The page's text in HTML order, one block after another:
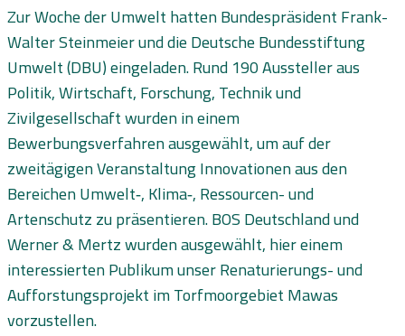
Zur Woche der Umwelt hatten Bundespräsident Frank-
Walter Steinmeier und die Deutsche Bundesstiftung
Umwelt (DBU) eingeladen. Rund 190 Aussteller aus
Politik, Wirtschaft, Forschung, Technik und
Zivilgesellschaft wurden in einem
Bewerbungsverfahren ausgewählt, um auf der
zweitägigen Veranstaltung Innovationen aus den
Bereichen Umwelt‑, Klima‑, Ressourcen- und
Artenschutz zu präsentieren. BOS Deutschland und
Werner & Mertz wurden ausgewählt, hier einem
interessierten Publikum unser Renaturierungs- und
Aufforstungsprojekt im Torfmoorgebiet Mawas
vorzustellen.